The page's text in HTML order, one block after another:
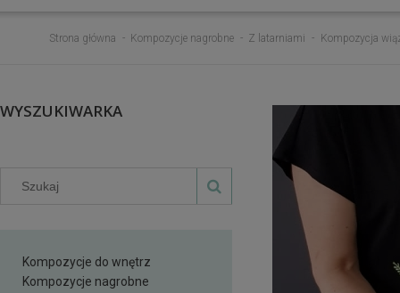
Strona główna Kompozycje nagrobne Z latarniami Kompozycja
WYSZUKIWARKA
Kompozycje do wnętrz
Kompozycje nagrobne